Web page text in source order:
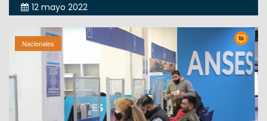
12 mayo 2022
Nacionales